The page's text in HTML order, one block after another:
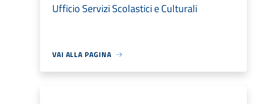
Ufficio Servizi Scolastici e Culturali
VAI ALLA PAGINA